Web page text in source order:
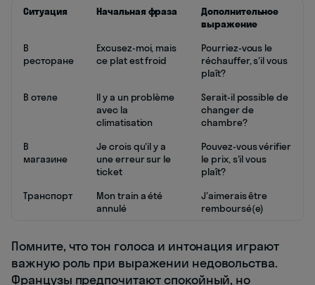
Ситуация Начальная фраза
Дополнительное
выражение
В
ресторане
Excusez-moi, mais
ce plat est froid
Pourriez-vous le
réchauffer, s'il vous
plaît?
В отеле
Il y a un problème
avec la
climatisation
Serait-il possible de
changer de
chambre?
В
магазине
Je crois qu'il y a
une erreur sur le
ticket
Pouvez-vous vérifier
le prix, s'il vous
plaît?
Транспорт
Mon train a été
annulé
J'aimerais être
remboursé(e)
Помните, что тон голоса и интонация играют
важную роль при выражении недовольства.
Французы предпочитают спокойный, но